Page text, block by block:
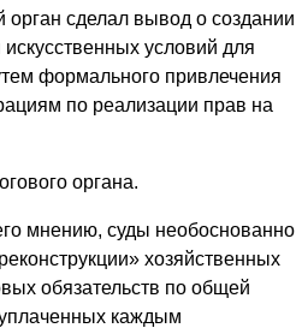
сделал вывод о создании
условий для
формального привлечения
по реализации прав на
органа.
мнению, суды необоснованно
хозяйственных
обязательств по общей
каждым